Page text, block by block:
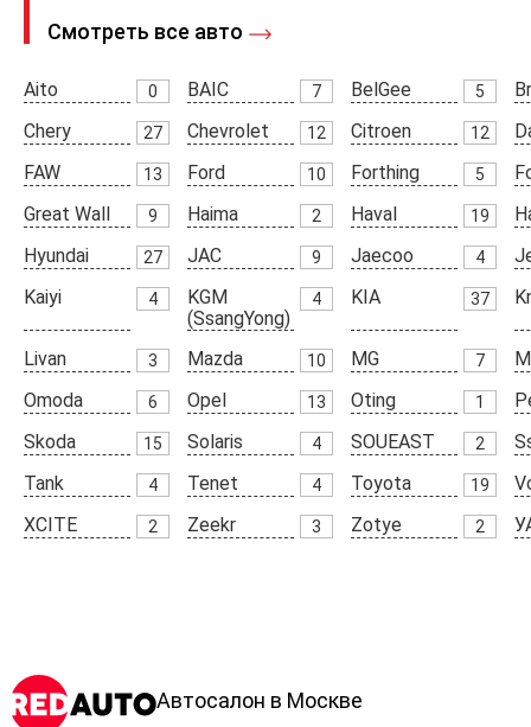
Смотреть все авто
Aito 0 BAIC 7 BelGee 5
Chery
27 Chevrolet 12 Citroen 12
FAW
13 Ford 10 Forthing 5
Great Wall
9 Haima 2 Haval 19
Hyundai
27 JAC 9 Jaecoo 4
Kaiyi
4
KGM
(SsangYong)
4 KIA 37
Livan 3 Mazda 10 MG 7
Omoda
6 Opel 13 Oting 1
Skoda
15 Solaris 4 SOUEAST 2
Tank
4 Tenet 4 Toyota 19
XCITE
2 Zeekr 3 Zotye 2
Автосалон в Москве